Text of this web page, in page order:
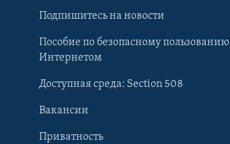
Learning English
Подпишитесь на новости
Пособие по безопасному пользованию
Интернетом
Доступная среда: Section 508
Вакансии
Приватность